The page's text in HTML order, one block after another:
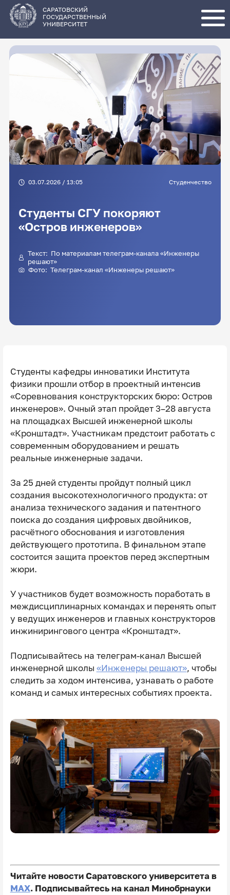
основному
содержанию
САРАТОВСКИЙ
ГОСУДАРСТВЕННЫЙ
УНИВЕРСИТЕТ
03.07.2026 / 13:05 Студенчество
Студенты СГУ покоряют
«Остров инженеров»
Текст: По материалам телеграм-канала «Инженеры
решают»
Фото: Телеграм-канал «Инженеры решают»
Студенты кафедры инноватики Института
физики прошли отбор в проектный интенсив
«Соревнования конструкторских бюро: Остров
инженеров». Очный этап пройдет 3–28 августа
на площадках Высшей инженерной школы
«Кронштадт». Участникам предстоит работать с
современным оборудованием и решать
реальные инженерные задачи.
За 25 дней студенты пройдут полный цикл
создания высокотехнологичного продукта: от
анализа технического задания и патентного
поиска до создания цифровых двойников,
расчётного обоснования и изготовления
действующего прототипа. В финальном этапе
состоится защита проектов перед экспертным
жюри.
У участников будет возможность поработать в
междисциплинарных командах и перенять опыт
у ведущих инженеров и главных конструкторов
инжинирингового центра «Кронштадт».
Подписывайтесь на телеграм-канал Высшей
инженерной школы «Инженеры решают», чтобы
следить за ходом интенсива, узнавать о работе
команд и самых интересных событиях проекта.
Читайте новости Саратовского университета в
MAX. Подписывайтесь на канал Минобрнауки